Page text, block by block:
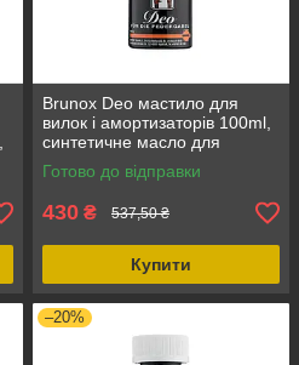
Brunox Deo мастило для
вилок і амортизаторів 100ml,
синтетичне масло для
мотоциклів і велосипедів,
захист від корозії
Готово до відправки
430 ₴ 537,50 ₴
Купити
–20%